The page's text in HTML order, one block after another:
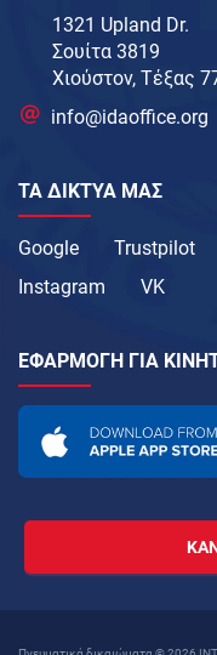
1321 Upland Dr.
Σουίτα 3819
Χιούστον, Τέξας
info@idaoffice.org
ΤΑ ΔΊΚΤΥΑ ΜΑΣ
Google Trustpilot
Instagram
VK
ΕΦΑΡΜΟΓΉ ΓΙΑ